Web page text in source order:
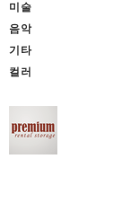
미술
음악
기타
컬러